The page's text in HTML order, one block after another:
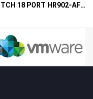
SWITCH 18 PORT HR902-AF162G-300 – Switch PoE 16 Cổng